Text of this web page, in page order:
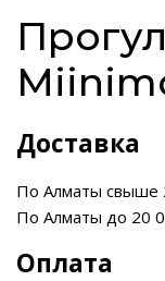
Доставка
По Алматы свыше
По Алматы до 20
Оплата